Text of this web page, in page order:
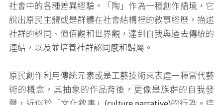
社會中的各種差異經驗。「陶」作為一種創作語境，它
說出原民主體或是群體在社會結構裡的敘事經歷，描述
社群的認同、價值觀和世界觀，達到自我與過去傳統的
連結，以及並培養社群認同感和歸屬。
原民創作利用傳統元素或是工藝技術來表達一種當代藝
術的概念，其抽象的作品背後，更像是族群的自我發